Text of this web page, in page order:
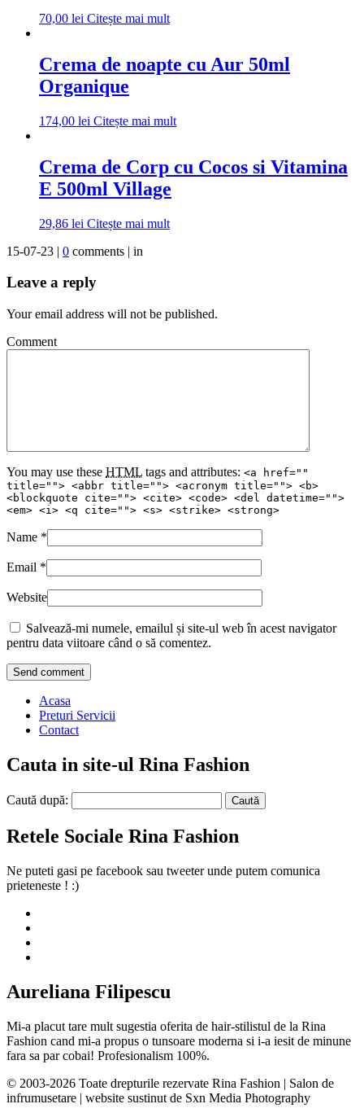
70,00 lei Citește mai mult
Crema de noapte cu Aur 50ml
Organique
174,00 lei Citește mai mult
Crema de Corp cu Cocos si Vitamina
E 500ml Village
29,86 lei Citește mai mult
15-07-23 | 0 comments | in
Leave a reply
Your email address will not be published.
Comment
You may use these HTML tags and attributes: <a href=""
title=""> <abbr title=""> <acronym title=""> <b>
<blockquote cite=""> <cite> <code> <del datetime="">
<em> <i> <q cite=""> <s> <strike> <strong>
Name *
Email *
Website
Salvează-mi numele, emailul și site-ul web în acest navigator
pentru data viitoare când o să comentez.
Acasa
Preturi Servicii
Contact
Cauta in site-ul Rina Fashion
Caută după:
Retele Sociale Rina Fashion
Ne puteti gasi pe facebook sau tweeter unde putem comunica
prieteneste ! :)
Aureliana Filipescu
Mi-a placut tare mult sugestia oferita de hair-stilistul de la Rina
Fashion cand mi-a propus o tunsoare moderna si i-a iesit de minune
fara sa par cobai! Profesionalism 100%.
© 2003-2026 Toate drepturile rezervate Rina Fashion | Salon de
infrumusetare | website sustinut de Sxn Media Photography